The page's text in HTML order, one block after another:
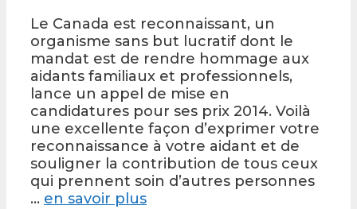
Le Canada est reconnaissant, un
organisme sans but lucratif dont le
mandat est de rendre hommage aux
aidants familiaux et professionnels,
lance un appel de mise en
candidatures pour ses prix 2014. Voilà
une excellente façon d’exprimer votre
reconnaissance à votre aidant et de
souligner la contribution de tous ceux
qui prennent soin d’autres personnes
… en savoir plus